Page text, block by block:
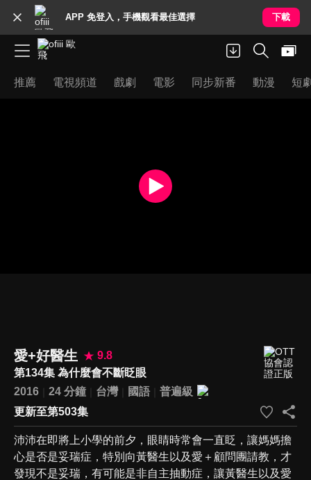
APP 免登入，手機觀看最佳選擇 下載
推薦 電視頻道 戲劇 電影 同步新番 動漫 短
愛+好醫生
9.8
第134集 為什麼會不斷眨眼
2016
24 分鐘 台灣 國語
普遍級
更新至第503集
沛沛在即將上小學的前夕，眼睛時常會一直眨，讓媽媽擔
心是否是妥瑞症，特別向黃醫生以及愛＋顧問團請教，才
發現不是妥瑞，有可能是非自主抽動症，讓黃醫生以及愛